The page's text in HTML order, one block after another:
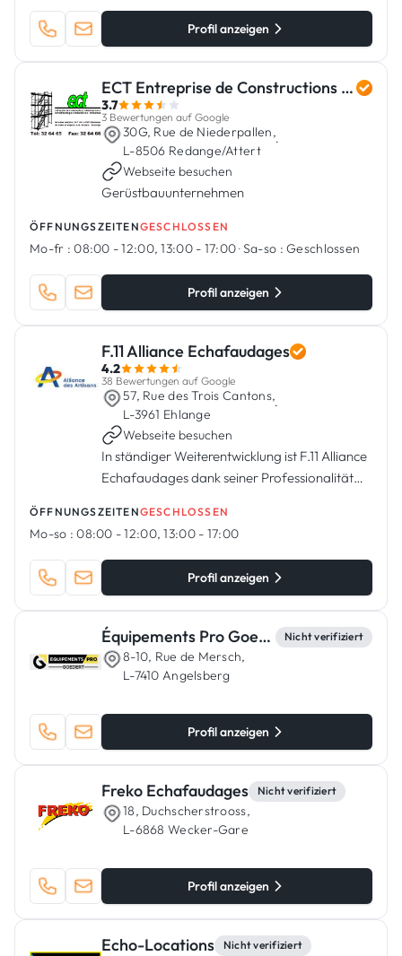
Profil anzeigen
ECT Entreprise de Constructions Tubulaires
3.7
3 Bewertungen auf Google
30G, Rue de Niederpallen,
L-8506 Redange/Attert
·
Webseite besuchen
Gerüstbauunternehmen
ÖFFNUNGSZEITENGESCHLOSSEN
Mo-fr : 08:00 - 12:00, 13:00 - 17:00·Sa-so : Geschlossen
Profil anzeigen
F.11 Alliance Echafaudages
4.2
38 Bewertungen auf Google
57, Rue des Trois Cantons,
L-3961 Ehlange
·
Webseite besuchen
In ständiger Weiterentwicklung ist F.11 Alliance
Echafaudages dank seiner Professionalität
Ansprüche zu erfüllen. Verfügbarkeit und
Effizienz sind die Schl...
ÖFFNUNGSZEITENGESCHLOSSEN
Mo-so : 08:00 - 12:00, 13:00 - 17:00
Profil anzeigen
Équipements Pro Goedert Nicht verifiziert
8-10, Rue de Mersch,
L-7410 Angelsberg
Profil anzeigen
Freko Echafaudages Nicht verifiziert
18, Duchscherstrooss,
L-6868 Wecker-Gare
Profil anzeigen
Echo-Locations Nicht verifiziert